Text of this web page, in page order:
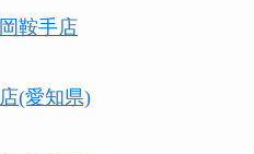
鞍手店
(愛知県)